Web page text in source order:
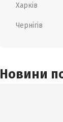
Харків
Чернігів
Новини